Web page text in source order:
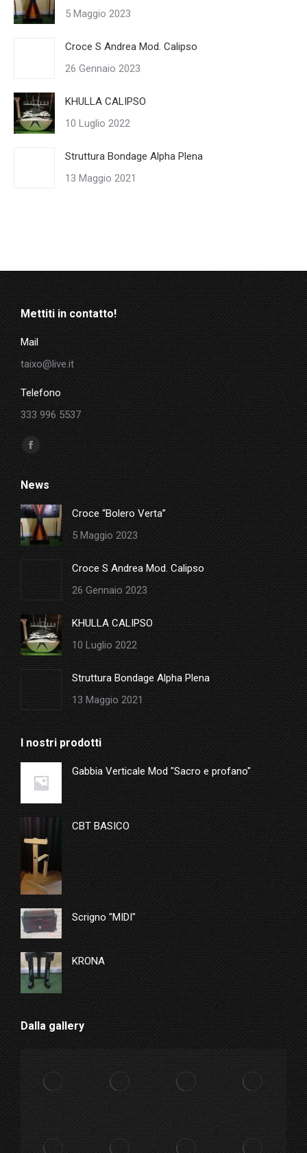
5 Maggio 2023
Croce S Andrea Mod. Calipso
26 Gennaio 2023
KHULLA CALIPSO
10 Luglio 2022
Struttura Bondage Alpha Plena
13 Maggio 2021
Mettiti in contatto!
Mail
taixo@live.it
Telefono
333 996 5537
Ci puoi trovare su:
Facebook
page
opens
in
new
window
News
Croce “Bolero Verta”
5 Maggio 2023
Croce S Andrea Mod. Calipso
26 Gennaio 2023
KHULLA CALIPSO
10 Luglio 2022
Struttura Bondage Alpha Plena
13 Maggio 2021
I nostri prodotti
Gabbia Verticale Mod "Sacro e profano"
CBT BASICO
Scrigno "MIDI"
KRONA
Dalla gallery